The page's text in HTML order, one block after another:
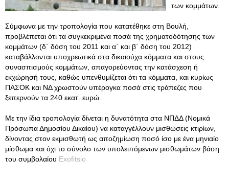
των κομμάτων.
Σύμφωνα με την τροπολογία που κατατέθηκε στη Βουλή,
προβλέπεται ότι τα συγκεκριμένα ποσά της χρηματοδότησης των
κομμάτων (δ΄ δόση του 2011 και α΄ και β΄ δόση του 2012)
καταβάλλονται υποχρεωτικά στα δικαιούχα κόμματα και στους
συνασπισμούς κομμάτων, απαγορεύοντας την κατάσχεση ή
εκχώρησή τους, καθώς υπενθυμίζεται ότι τα κόμματα, και κυρίως
ΠΑΣΟΚ και ΝΔ χρωστούν υπέρογκα ποσά στις τράπεζες που
ξεπερνούν τα 240 εκατ. ευρώ.
Με την ίδια τροπολογία δίνεται η δυνατότητα στα ΝΠΔΔ (Νομικά
Πρόσωπα Δημοσίου Δικαίου) να καταγγέλλουν μισθώσεις κτιρίων,
δίνοντας στον εκμισθωτή ως αποζημίωση ποσό ίσο με ένα μηνιαίο
μίσθωμα και όχι το σύνολο των υπολειπόμενων μισθωμάτων βάση
του συμβολαίου Exofitsio